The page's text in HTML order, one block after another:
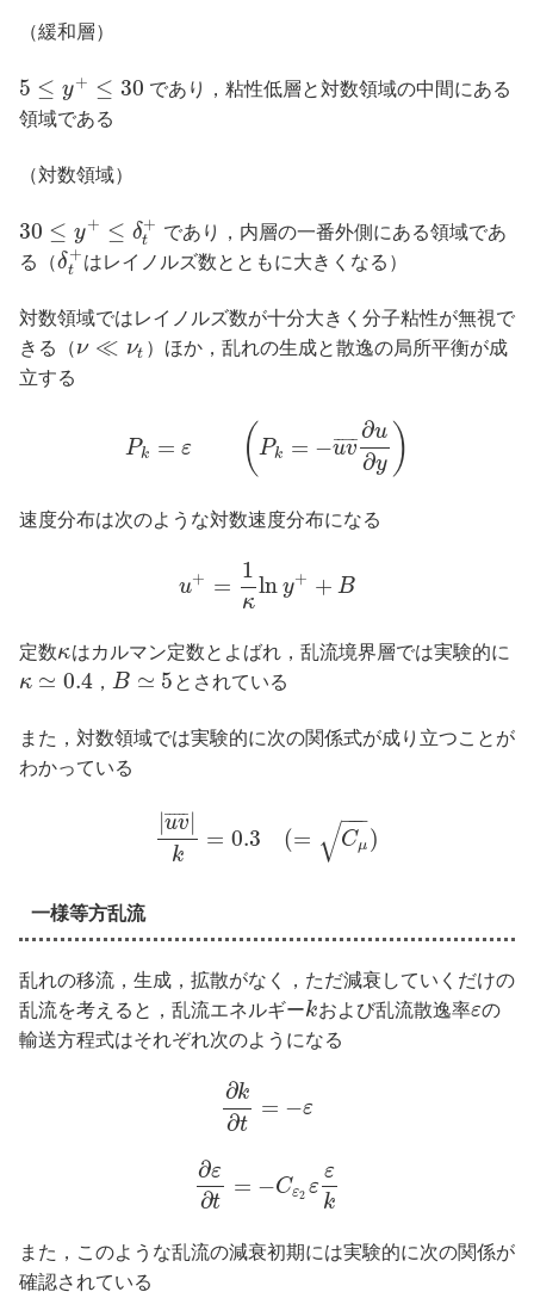
（緩和層）
5 ≤ y+ ≤ 30 であり，粘性低層と対数領域の中間にある
領域である
（対数領域）
30 ≤ y+ ≤ δ+
t
であり，内層の一番外側にある領域であ
る（δ+
t はレイノルズ数とともに大きくなる）
対数領域ではレイノルズ数が十分大きく分子粘性が無視で
きる（ν ≪ νt ）ほか，乱れの生成と散逸の局所平衡が成
立する
Pk = ε (Pk = −uv
¯ ¯
¯¯¯ ∂u
∂y )
速度分布は次のような対数速度分布になる
u+ =
1
κ
ln y+ + B
定数κはカルマン定数とよばれ，乱流境界層では実験的に
κ ≃ 0.4 ， B ≃ 5 とされている
また，対数領域では実験的に次の関係式が成り立つことが
わかっている
|uv
¯ ¯
¯¯¯ |
k
= 0.3 (= Cμ
−−
−
√ )
一様等方乱流
乱れの移流，生成，拡散がなく，ただ減衰していくだけの
乱流を考えると，乱流エネルギーkおよび乱流散逸率εの
輸送方程式はそれぞれ次のようになる
∂k
∂t
= −ε
∂ε
∂t
= −Cε2 ε
ε
k
また，このような乱流の減衰初期には実験的に次の関係が
確認されている